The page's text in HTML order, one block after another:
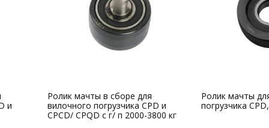
и
Ролик мачты в сборе для
вилочного погрузчика CPD и
CPCD/ CPQD с г/ п 2000-3800 кг
Ролик мачты
погрузчика